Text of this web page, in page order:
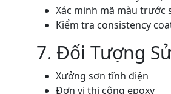
Xác minh mã màu trước
Kiểm tra consistency
7. Đối Tượng
Xưởng sơn tĩnh điện
Đơn vị thi công epoxy